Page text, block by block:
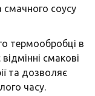
смачного соусу
термообробці в
смакові
та дозволяє
часу.